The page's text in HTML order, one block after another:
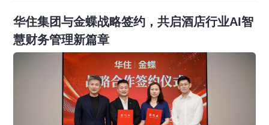
华住集团与金蝶战略签约，共启酒店行业AI智
慧财务管理新篇章